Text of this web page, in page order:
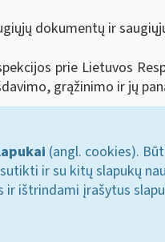
dokumentų ir
prie Lietuvos
grąžinimo ir jų
(angl. cookies).
ir su kitų slapukų
ištrindami įrašytus